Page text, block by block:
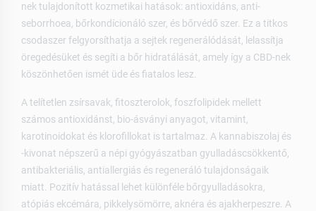
nek tulajdonított kozmetikai hatások: antioxidáns, anti-
seborrhoea, bőrkondícionáló szer, és bőrvédő szer. Ez a titkos
csodaszer felgyorsíthatja a sejtek regenerálódását, lelassítja
öregedésüket és segíti a bőr hidratálását, amely így a CBD-nek
köszönhetően ismét üde és fiatalos lesz.
A telítetlen zsírsavak, fitoszterolok, foszfolipidek mellett
számos antioxidánst, bio-ásványi anyagot, vitamint,
karotinoidokat és klorofillokat is tartalmaz. A kannabiszolaj és
-kivonat népszerű a népi gyógyászatban gyulladáscsökkentő,
antibakteriális, antiallergiás és regeneráló tulajdonságaik
miatt. Pozitív hatással lehet különféle bőrgyulladásokra,
atópiás ekcémára, pikkelysömörre, aknéra és ajakherpeszre. A